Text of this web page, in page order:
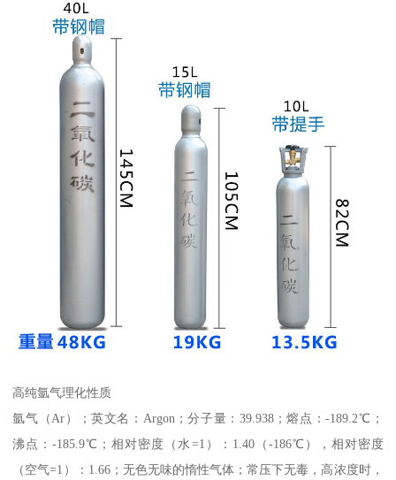
高纯氩气理化性质
氩气（Ar）；英文名：Argon；分子量：39.938；熔点：-189.2℃；
沸点：-185.9℃；相对密度（水=1）：1.40（-186℃），相对密度
（空气=1）：1.66；无色无味的惰性气体；常压下无毒，高浓度时，